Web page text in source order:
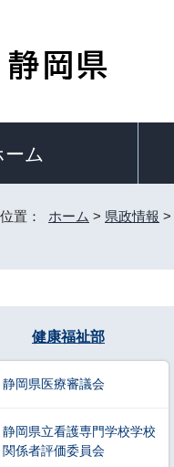
ーム
置： ホーム > 県政情報 >
健康福祉部
静岡県医療審議会
静岡県立看護専門学校学校
関係者評価委員会